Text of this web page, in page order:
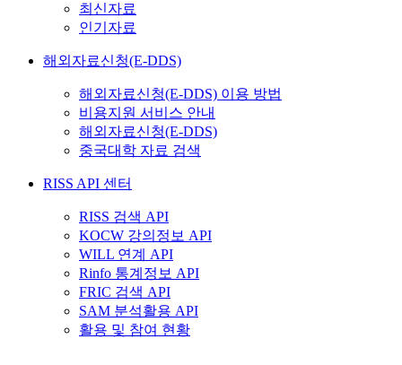
최신자료
인기자료
해외자료신청(E-DDS)
해외자료신청(E-DDS) 이용 방법
비용지원 서비스 안내
해외자료신청(E-DDS)
중국대학 자료 검색
RISS API 센터
RISS 검색 API
KOCW 강의정보 API
WILL 연계 API
Rinfo 통계정보 API
FRIC 검색 API
SAM 분석활용 API
활용 및 참여 현황